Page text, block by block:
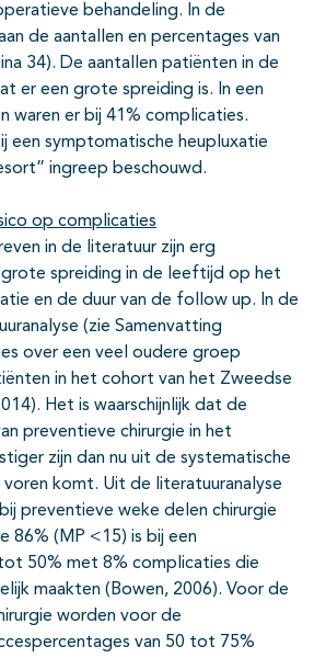
behandeling. In de
de aantallen en percentages van
34). De aantallen patiënten in de
er een grote spreiding is. In een
waren er bij 41% complicaties.
een symptomatische heupluxatie
ingreep beschouwd.
op complicaties
in de literatuur zijn erg
spreiding in de leeftijd op het
en de duur van de follow up. In de
(zie Samenvatting
over een veel oudere groep
in het cohort van het Zweedse
Het is waarschijnlijk dat de
preventieve chirurgie in het
zijn dan nu uit de systematische
voren komt. Uit de literatuuranalyse
preventieve weke delen chirurgie
86% (MP <15) is bij een
50% met 8% complicaties die
maakten (Bowen, 2006). Voor de
worden voor de
van 50 tot 75%